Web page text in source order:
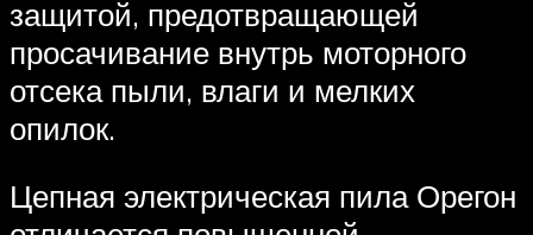
защитой, предотвращающей
просачивание внутрь моторного
отсека пыли, влаги и мелких
опилок.
Цепная электрическая пила Орегон